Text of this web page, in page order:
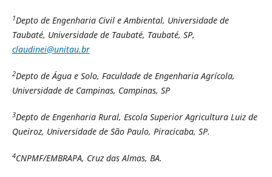
1Depto de Engenharia Civil e Ambiental, Universidade de
Taubaté, Universidade de Taubaté, Taubaté, SP,
claudinei@unitau.br
2Depto de Água e Solo, Faculdade de Engenharia Agrícola,
Universidade de Campinas, Campinas, SP
3Depto de Engenharia Rural, Escola Superior Agricultura Luiz de
Queiroz, Universidade de São Paulo, Piracicaba, SP.
4CNPMF/EMBRAPA, Cruz das Almas, BA.